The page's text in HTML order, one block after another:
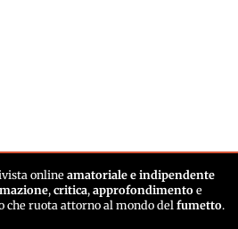
online amatoriale e indipendente
, critica, approfondimento e
che ruota attorno al mondo del fumetto.